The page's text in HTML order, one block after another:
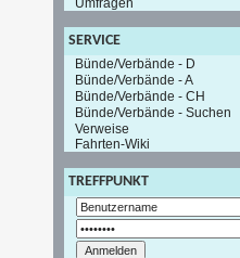
Umfragen
SERVICE
Bünde/Verbände - D
Bünde/Verbände - A
Bünde/Verbände - CH
Bünde/Verbände - Suchen
Verweise
Fahrten-Wiki
TREFFPUNKT